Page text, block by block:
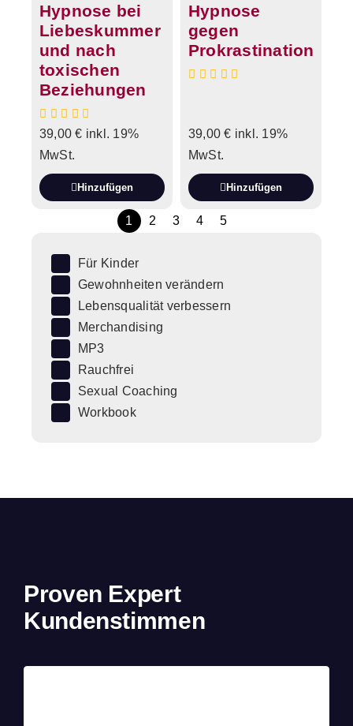
Hypnose bei
Liebeskummer
und nach
toxischen
Beziehungen
39,00€ inkl. 19%
MwSt.
Hinzufügen
Hypnose
gegen
Prokrastination
39,00€ inkl. 19%
MwSt.
Hinzufügen
1 2 3 4 5
Für Kinder
Gewohnheiten verändern
Lebensqualität verbessern
Merchandising
MP3
Rauchfrei
Sexual Coaching
Workbook
Proven Expert
Kundenstimmen